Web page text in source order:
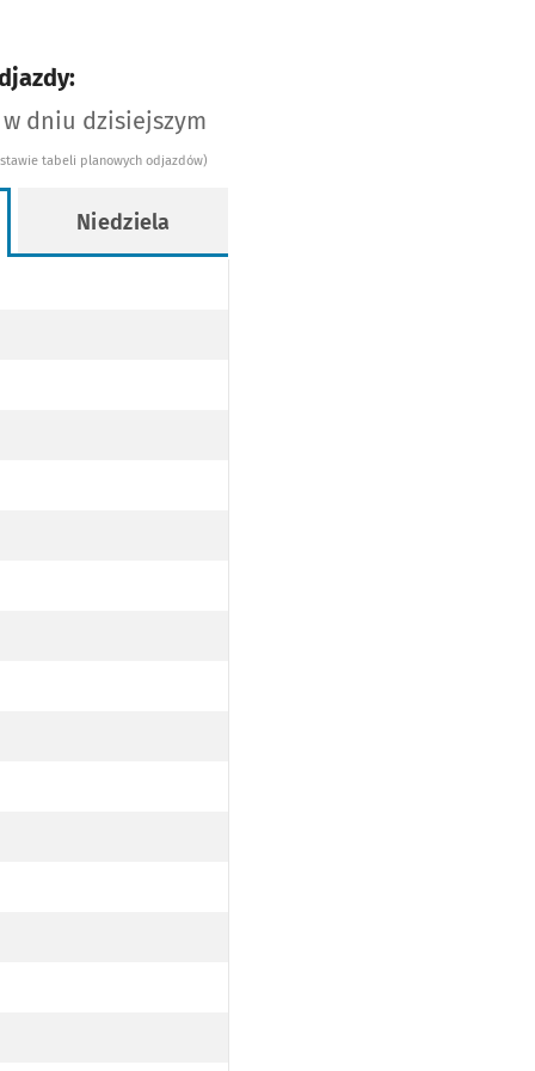
dniu dzisiejszym
tabeli planowych odjazdów)
Niedziela